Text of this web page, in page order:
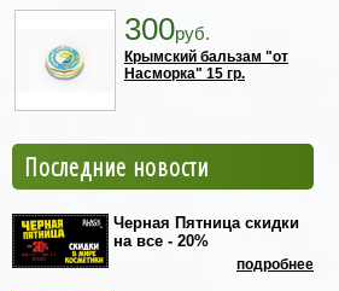
300руб.
Крымский бальзам "от
Насморка" 15 гр.
Последние новости
Черная Пятница скидки
на все - 20%
подробнее